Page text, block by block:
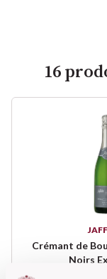
Borgogna
Friuli Venezia Giulia
Soave
16
Crémant de
Noirs